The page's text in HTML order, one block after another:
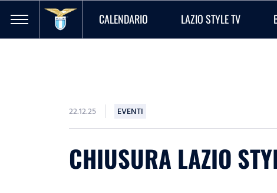
CALENDARIO LAZIO STYLE TV
22.12.25 EVENTI
CHIUSURA LAZIO